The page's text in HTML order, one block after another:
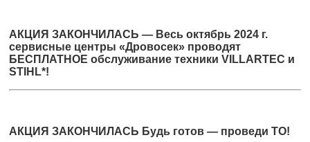
АКЦИЯ ЗАКОНЧИЛАСЬ — Весь октябрь 2024 г.
сервисные центры «Дровосек» проводят
БЕСПЛАТНОЕ обслуживание техники VILLARTEC и
STIHL*!
АКЦИЯ ЗАКОНЧИЛАСЬ Будь готов — проведи ТО!